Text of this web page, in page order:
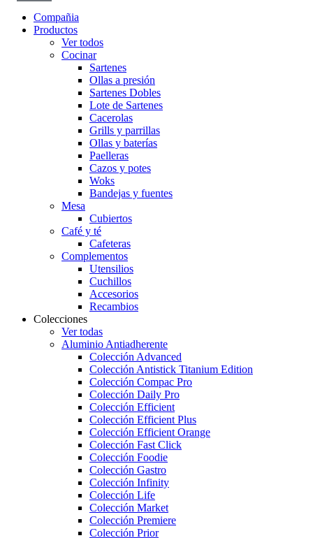
Compañia
Productos
Ver todos
Cocinar
Sartenes
Ollas a presión
Sartenes Dobles
Lote de Sartenes
Cacerolas
Grills y parrillas
Ollas y baterías
Paelleras
Cazos y potes
Woks
Bandejas y fuentes
Mesa
Cubiertos
Café y té
Cafeteras
Complementos
Utensilios
Cuchillos
Accesorios
Recambios
Colecciones
Ver todas
Aluminio Antiadherente
Colección Advanced
Colección Antistick Titanium Edition
Colección Compac Pro
Colección Daily Pro
Colección Efficient
Colección Efficient Plus
Colección Efficient Orange
Colección Fast Click
Colección Foodie
Colección Gastro
Colección Infinity
Colección Life
Colección Market
Colección Premiere
Colección Prior